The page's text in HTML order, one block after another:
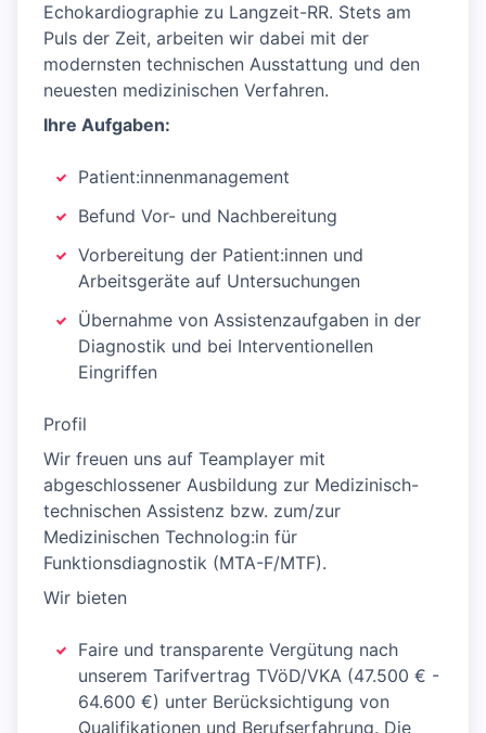
Echokardiographie zu Langzeit-RR. Stets am
Puls der Zeit, arbeiten wir dabei mit der
modernsten technischen Ausstattung und den
neuesten medizinischen Verfahren.
Ihre Aufgaben:
Patient:innenmanagement
Befund Vor- und Nachbereitung
Vorbereitung der Patient:innen und
Arbeitsgeräte auf Untersuchungen
Übernahme von Assistenzaufgaben in der
Diagnostik und bei Interventionellen
Eingriffen
Profil
Wir freuen uns auf Teamplayer mit
abgeschlossener Ausbildung zur Medizinisch-
technischen Assistenz bzw. zum/zur
Medizinischen Technolog:in für
Funktionsdiagnostik (MTA-F/MTF).
Wir bieten
Faire und transparente Vergütung nach
unserem Tarifvertrag TVöD/VKA (47.500 € -
64.600 €) unter Berücksichtigung von
Qualifikationen und Berufserfahrung. Die